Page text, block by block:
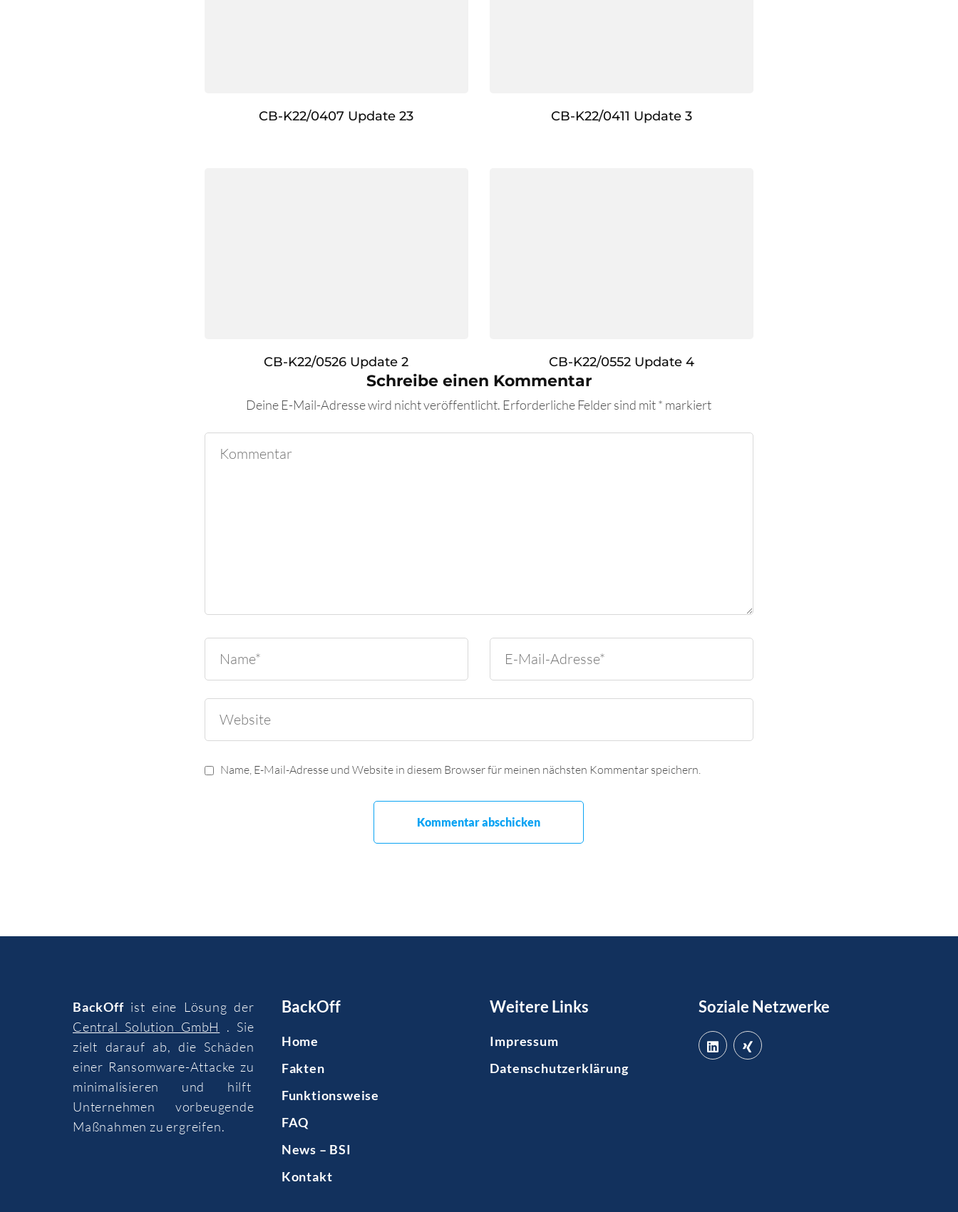
CB-K22/0407 Update 23 CB-K22/0411 Update 3
CB-K22/0526 Update 2 CB-K22/0552 Update 4
Schreibe einen Kommentar
Deine E-Mail-Adresse wird nicht veröffentlicht. Erforderliche Felder sind mit* markiert
Name, E-Mail-Adresse und Website in diesem Browser für meinen nächsten Kommentar speichern.
BackOffist eine Lösung der
Central Solution GmbH
. Sie
zielt darauf ab, die Schäden
einer Ransomware-Attacke zu
minimalisieren und hilft
Unternehmen vorbeugende
Maßnahmen zu ergreifen.
BackOff
Home
Fakten
Funktionsweise
FAQ
News – BSI
Kontakt
Weitere Links
Impressum
Datenschutzerklärung
Soziale Netzwerke